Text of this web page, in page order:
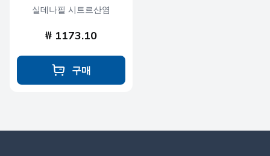
실데나필 시트르산염
₩ 1173.10
구매